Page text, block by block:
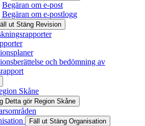
Begäran om e-post
Begäran om e-postlogg
ut Stäng Revision
och bedömning av
Skåne
Detta gör Region Skåne
Fäll ut Stäng Organisation